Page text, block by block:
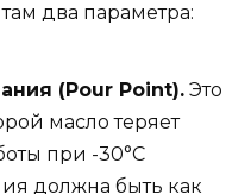
два параметра:
(Pour Point). Это
масло теряет
при -30°C
должна быть как